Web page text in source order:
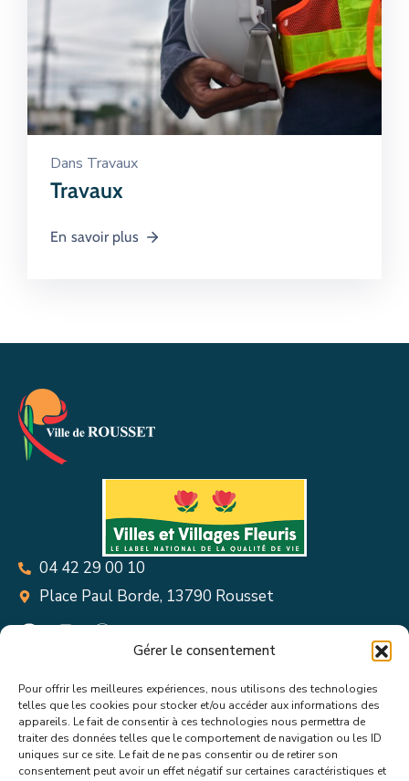
Gérer le consentement
Pour offrir les meilleures expériences, nous utilisons des technologies
telles que les cookies pour stocker et/ou accéder aux informations des
appareils. Le fait de consentir à ces technologies nous permettra de
traiter des données telles que le comportement de navigation ou les ID
uniques sur ce site. Le fait de ne pas consentir ou de retirer son
consentement peut avoir un effet négatif sur certaines caractéristiques et
Dans Travaux
Travaux
En savoir plus
04 42 29 00 10
Place Paul Borde, 13790 Rousset
Suivez toutes les informations &
actualités de votre ville !